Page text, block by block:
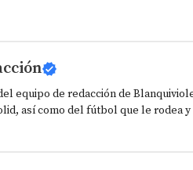
equipo de redacción de
así como del fútbol que le rodea